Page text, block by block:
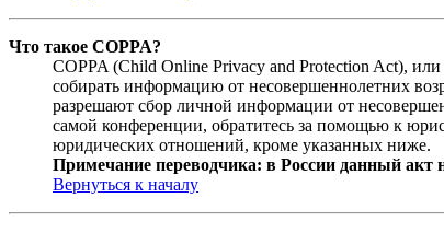
Что такое COPPA?
COPPA (Child Online Privacy and Protection Act),
собирать информацию от несовершеннолетних
разрешают сбор личной информации от
самой конференции, обратитесь за помощью к
юридических отношений, кроме указанных ниже.
Примечание переводчика: в России данный акт
Вернуться к началу